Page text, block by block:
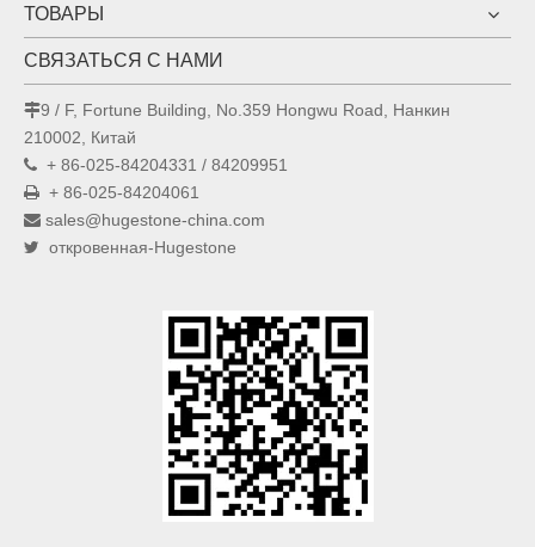
ТОВАРЫ
СВЯЗАТЬСЯ С НАМИ
9 / F, Fortune Building, No.359 Hongwu Road, Нанкин
210002, Китай
 + 86-025-84204331 / 84209951
 + 86-025-84204061
 sales@hugestone-china.com
 откровенная-Hugestone